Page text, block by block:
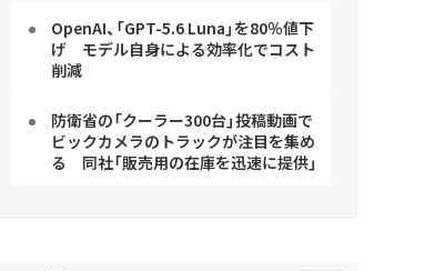
OpenAI、「GPT-5.6 Luna」を80％値下
げ モデル自身による効率化でコスト
削減
防衛省の「クーラー300台」投稿動画で
ビックカメラのトラックが注目を集め
る 同社「販売用の在庫を迅速に提供」